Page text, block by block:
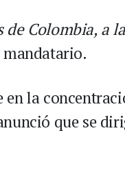
Colombia, a
la
que se